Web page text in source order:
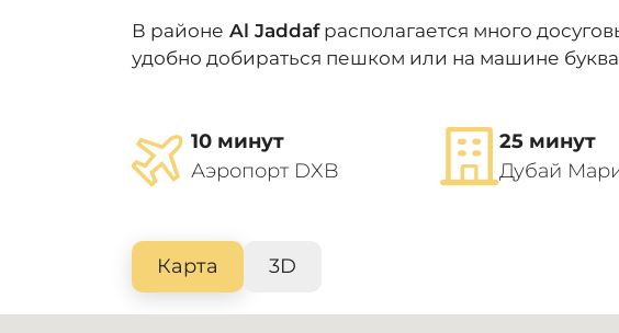
В районе Al Jaddafрасполагается много
удобно добираться пешком или на машине
10 минут
Аэропорт DXB
25 минут
Дубай
Карта 3D